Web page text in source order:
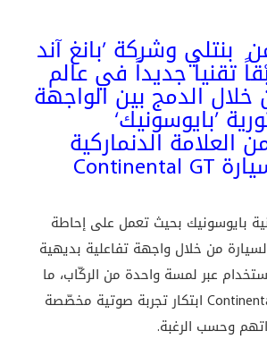
بنتلي وشركة ’بانغ آند
تقنياً جديداً في عالم
خلال الدمج بين الواجهة
’بايوسونيك‘
العلامة الدنماركية
Continental GT
بايوسونيك بحيث تعمل على إحاطة
من خلال واجهة تفاعلية بديهية
عبر لمسة واحدة من الركّاب، ما
ابتكار تجربة صوتية مخصّصة
وحسب الرغبة.